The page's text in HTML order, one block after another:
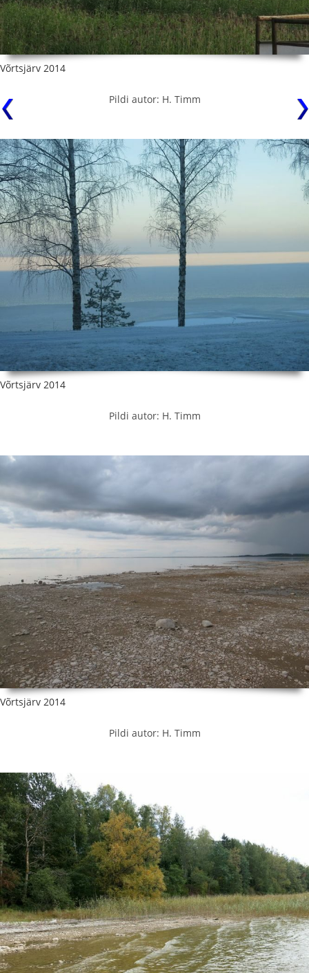
Võrtsjärv 2014
Pildi autor: H. Timm
Võrtsjärv 2014
Pildi autor: H. Timm
Võrtsjärv 2014
Pildi autor: H. Timm